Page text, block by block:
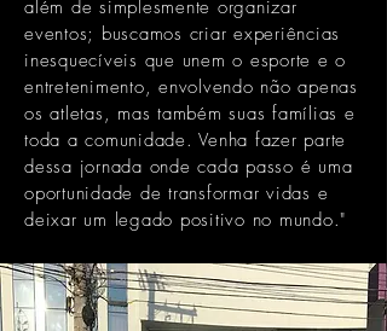
além de simplesmente organizar
eventos; buscamos criar experiências
inesquecíveis que unem o esporte e o
entretenimento, envolvendo não apenas
os atletas, mas também suas famílias e
toda a comunidade. Venha fazer parte
dessa jornada onde cada passo é uma
oportunidade de transformar vidas e
deixar um legado positivo no mundo."